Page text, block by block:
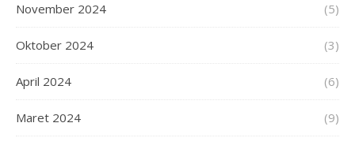
November 2024 (5)
Oktober 2024 (3)
April 2024 (6)
Maret 2024 (9)